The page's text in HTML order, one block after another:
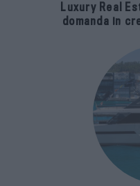
Luxury Real
domanda in